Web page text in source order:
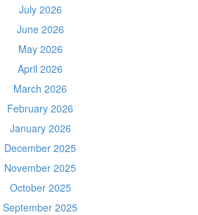
July 2026
June 2026
May 2026
April 2026
March 2026
February 2026
January 2026
December 2025
November 2025
October 2025
September 2025